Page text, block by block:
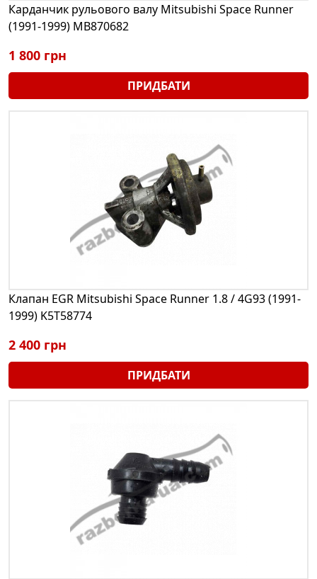
Карданчик рульового валу Mitsubishi Space Runner
(1991-1999) MB870682
1 800 грн
ПРИДБАТИ
Клапан EGR Mitsubishi Space Runner 1.8 / 4G93 (1991-
1999) K5T58774
2 400 грн
ПРИДБАТИ